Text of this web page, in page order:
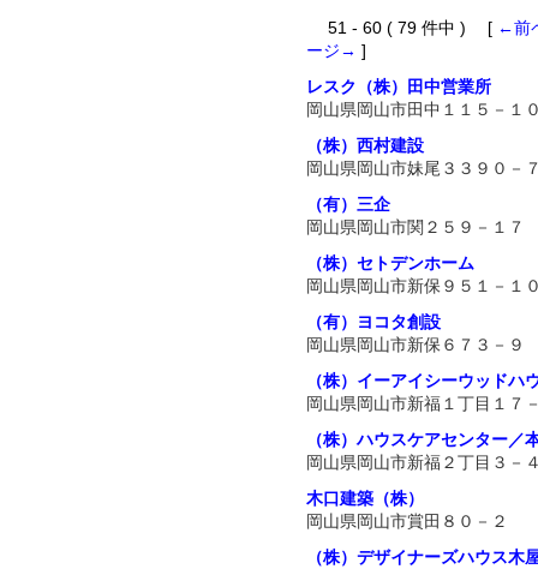
51 - 60 ( 79 件中 ) [ ←前
ージ→ ]
レスク（株）田中営業所
岡山県岡山市田中１１５－１
（株）西村建設
岡山県岡山市妹尾３３９０－
（有）三企
岡山県岡山市関２５９－１７
（株）セトデンホーム
岡山県岡山市新保９５１－１
（有）ヨコタ創設
岡山県岡山市新保６７３－９
（株）イーアイシーウッドハ
岡山県岡山市新福１丁目１７
（株）ハウスケアセンター／
岡山県岡山市新福２丁目３－
木口建築（株）
岡山県岡山市賞田８０－２
（株）デザイナーズハウス木